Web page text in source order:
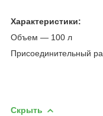
Характеристики:
Объем ― 100 л
Присоединительный
Скрыть